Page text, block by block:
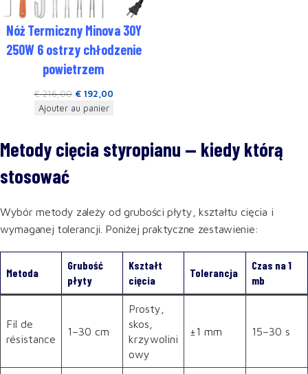
Nóż Termiczny Minova 30Y
250W 6 ostrzy chłodzenie
powietrzem
€216,00 €192,00
Ajouter au panier
Metody cięcia styropianu — kiedy którą
stosować
Wybór metody zależy od grubości płyty, kształtu cięcia i
wymaganej tolerancji. Poniżej praktyczne zestawienie:
Metoda
Grubość
płyty
Kształt
cięcia
Tolerancja
Czas na 1
mb
Fil de
résistance
1–30 cm
Prosty,
skos,
krzywolini
owy
±1 mm 15–30 s